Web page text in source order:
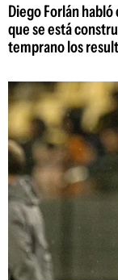
Diego Forlán
que se está
temprano los